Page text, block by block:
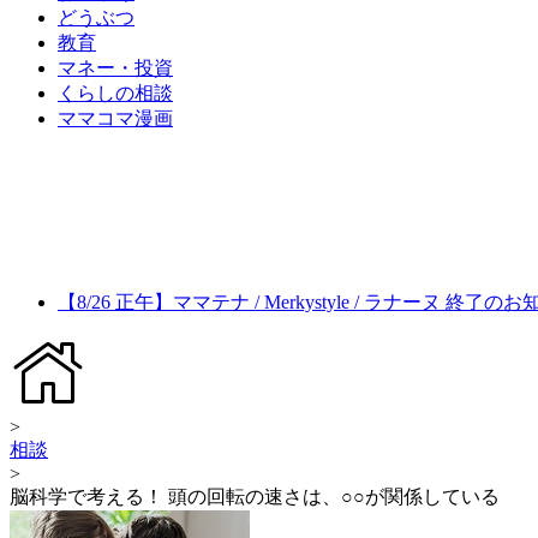
どうぶつ
教育
マネー・投資
くらしの相談
ママコマ漫画
【8/26 正午】ママテナ / Merkystyle / ラナーヌ 終了のお
>
相談
>
脳科学で考える！ 頭の回転の速さは、○○が関係している